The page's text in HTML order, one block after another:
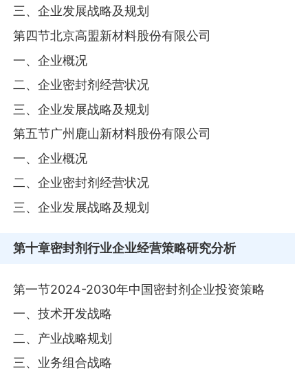
三、企业发展战略及规划
第四节北京高盟新材料股份有限公司
一、企业概况
二、企业密封剂经营状况
三、企业发展战略及规划
第五节广州鹿山新材料股份有限公司
一、企业概况
二、企业密封剂经营状况
三、企业发展战略及规划
第十章密封剂行业企业经营策略研究分析
第一节2024-2030年中国密封剂企业投资策略
一、技术开发战略
二、产业战略规划
三、业务组合战略